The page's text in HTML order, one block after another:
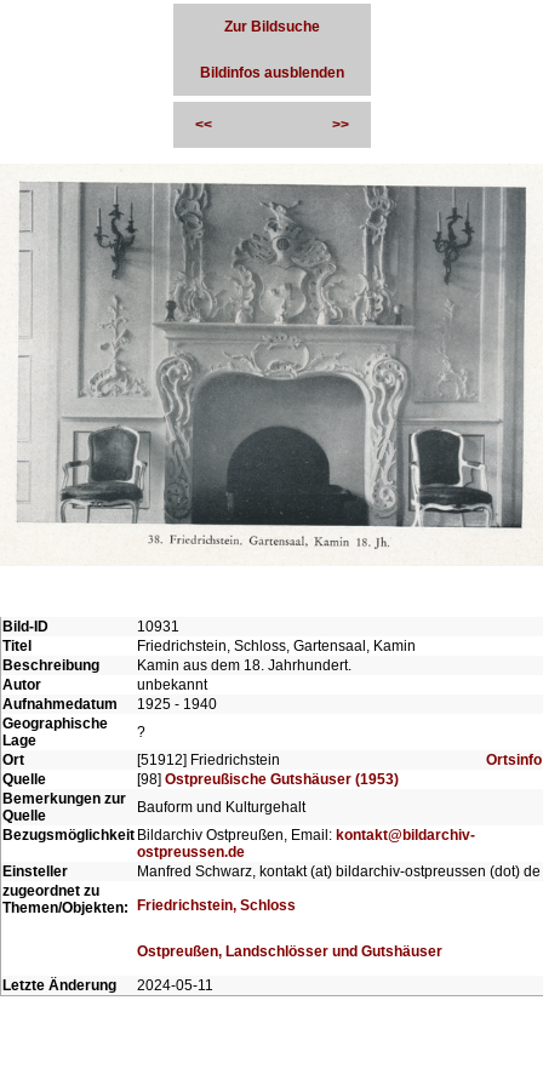
Zur Bildsuche
Bildinfos ausblenden
<< >>
Bild-ID
10931
Titel
Friedrichstein, Schloss, Gartensaal, Kamin
Beschreibung
Kamin aus dem 18. Jahrhundert.
Autor
unbekannt
Aufnahmedatum
1925 - 1940
Geographische
Lage
?
Ort
[51912] Friedrichstein
Ortsinfo
Quelle
[98] Ostpreußische Gutshäuser (1953)
Bemerkungen zur
Quelle
Bauform und Kulturgehalt
Bezugsmöglichkeit Bildarchiv Ostpreußen, Email: kontakt@bildarchiv-
ostpreussen.de
Einsteller
Manfred Schwarz, kontakt (at) bildarchiv-ostpreussen (dot) de
zugeordnet zu
Themen/Objekten:
Friedrichstein, Schloss
Ostpreußen, Landschlösser und Gutshäuser
Letzte Änderung
2024-05-11